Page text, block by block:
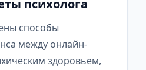
психолога
способы
между онлайн-
здоровьем,